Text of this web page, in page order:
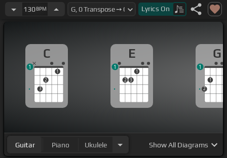
따라하네
birthday cake[D]태
130BPM Lyrics On
C
3
2
1
1
E
2 3
1
1
G
2
1
1
Guitar Piano Ukulele ShowAll Diagrams